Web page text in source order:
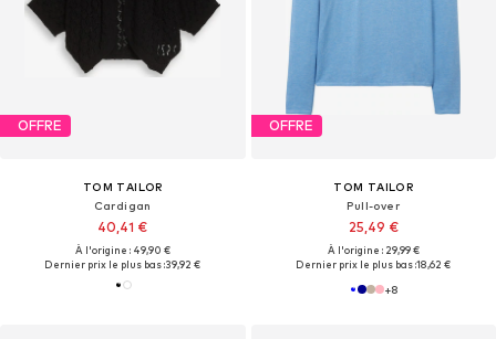
OFFRE
TOM TAILOR
Cardigan
40,41 €
À l'origine : 49,90 €
Dernier prix le plus bas :39,92 €
OFFRE
TOM TAILOR
Pull-over
25,49 €
À l'origine : 29,99 €
Dernier prix le plus bas :18,62 €
+8